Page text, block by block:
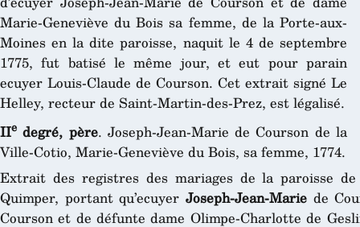
Marie-Geneviève du Bois sa femme, de la Porte-aux-
Moines en la dite paroisse, naquit le 4 de septembre
1775, fut batisé le même jour, et eut pour parain
ecuyer Louis-Claude de Courson. Cet extrait signé Le
Helley, recteur de Saint-Martin-des-Prez, est légalisé.
IIe degré, père. Joseph-Jean-Marie de Courson de la
Ville-Cotio, Marie-Geneviève du Bois, sa femme, 1774.
Extrait des registres des mariages de la paroisse
Quimper, portant qu’ecuyer Joseph-Jean-Marie de
Courson et de défunte dame Olimpe-Charlotte de